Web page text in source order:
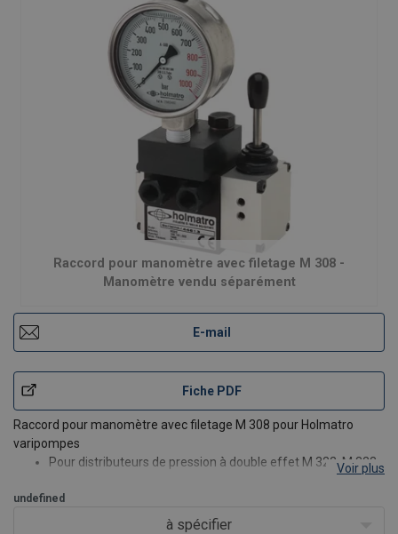
Raccord pour manomètre avec filetage M 308 -
Manomètre vendu séparément
E-mail
Fiche PDF
Raccord pour manomètre avec filetage M 308 pour Holmatro
varipompes
Pour distributeurs de pression à double effet M 322, M 323,
Fournit la pression au port A ou B, en fonction du port le plus
Voir plus
undefined
à spécifier